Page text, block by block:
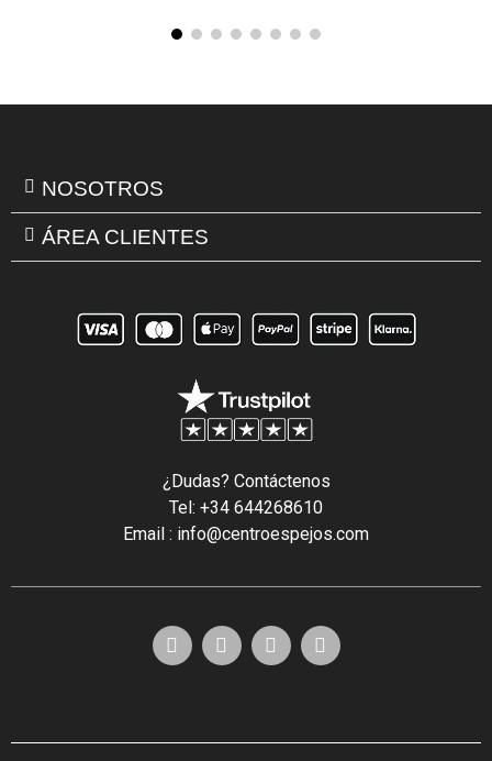
NOSOTROS
ÁREA CLIENTES
¿Dudas? Contáctenos
Tel: +34 644268610
Email : info@centroespejos.com